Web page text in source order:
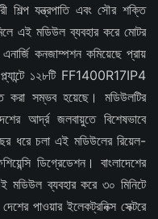
শিল্প যন্ত্রপাতি এবং সৌর শক্তি
এই মডিউল ব্যবহার করে মোটর
কনজাম্পশন কমিয়েছে প্রায়
১২৮টি FF1400R17IP4
করা সম্ভব হয়েছে। মডিউলটির
আর্দ্র জলবায়ুতে বিশেষভাবে
ধরে চলা এই মডিউলের রিয়েল-
ডিগ্রেডেশন। বাংলাদেশের
মডিউল ব্যবহার করে ৩০ মিনিটে
পাওয়ার ইলেকট্রনিক্স সেক্টরে